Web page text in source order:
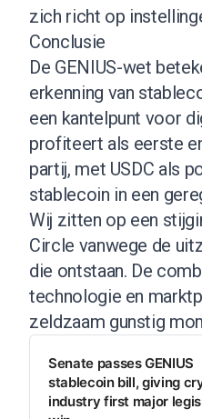
zich richt op
Conclusie
De GENIUS-wet
erkenning van
een kantelpunt voor
profiteert als eerste
partij, met USDC als
stablecoin in een
Wij zitten op een
Circle vanwege de
die ontstaan. De
technologie en
zeldzaam gunstig
Senate passes GENIUS
stablecoin bill, giving
industry first major